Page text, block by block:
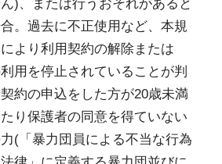
)、または行うおそれがあると
。過去に不正使用など、本規
より利用契約の解除または
用を停止されていることが判
約の申込をした方が20歳未満
り保護者の同意を得ていない
(「暴力団員による不当な行為